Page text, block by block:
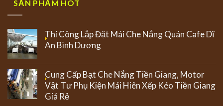
SẢN PHẨM HOT
Thi Công Lắp Đặt Mái Che Nắng Quán Cafe Dĩ
An Bình Dương
Cung Cấp Bạt Che Nắng Tiền Giang, Motor
Vật Tư Phụ Kiện Mái Hiên Xếp Kéo Tiền Giang
Giá Rẻ